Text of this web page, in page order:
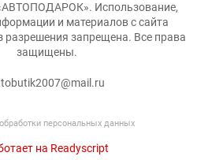
Использование,
и материалов с сайта
разрешения запрещена. Все права
защищены.
персональных данных
на Readyscript